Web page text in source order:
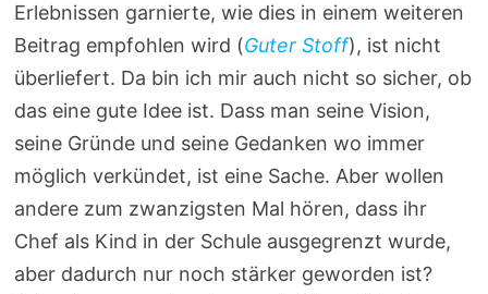
Erlebnissen garnierte, wie dies in einem weiteren
Beitrag empfohlen wird (Guter Stoff), ist nicht
überliefert. Da bin ich mir auch nicht so sicher, ob
das eine gute Idee ist. Dass man seine Vision,
seine Gründe und seine Gedanken wo immer
möglich verkündet, ist eine Sache. Aber wollen
andere zum zwanzigsten Mal hören, dass ihr
Chef als Kind in der Schule ausgegrenzt wurde,
aber dadurch nur noch stärker geworden ist?